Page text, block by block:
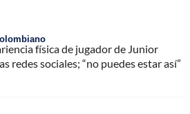
física de jugador de Junior
redes sociales; “no puedes estar así”